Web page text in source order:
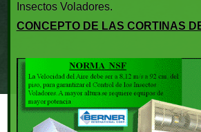
Insectos Voladores.
CONCEPTO DE LAS CORTINAS